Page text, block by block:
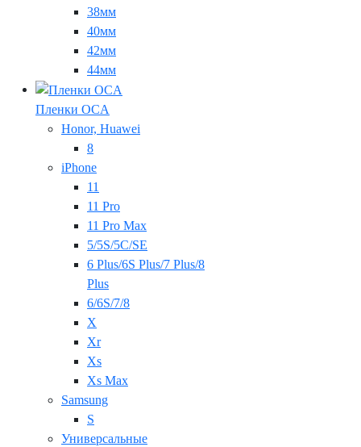
38мм
40мм
42мм
44мм
Пленки OCA
Honor, Huawei
8
iPhone
11
11 Pro
11 Pro Max
5/5S/5C/SE
6 Plus/6S Plus/7 Plus/8
Plus
6/6S/7/8
X
Xr
Xs
Xs Max
Samsung
S
Универсальные